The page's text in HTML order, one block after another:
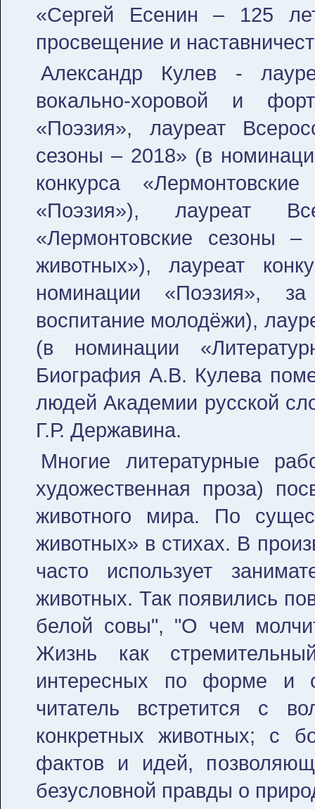
«Сергей Есенин – 125
просвещение и
Александр Кулев -
вокально-хоровой и
«Поэзия», лауреат
сезоны – 2018» (в
конкурса
«Поэзия»), лауреат
«Лермонтовские сезоны
животных»), лауреат
номинации «Поэзия», за
воспитание молодёжи),
(в номинации
Биография А.В. Кулева
людей Академии русской
Г.Р. Державина.
Многие литературные
художественная проза)
животного мира. По
животных» в стихах. В
часто использует
животных. Так появились
белой совы", "О чем
Жизнь как
интересных по форме и
читатель встретится с
конкретных животных; с
фактов и идей,
безусловной правды о